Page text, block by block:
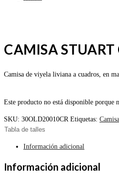
CAMISA STUART
Camisa de viyela liviana a cuadros, en
Este producto no está disponible porque
SKU: 30OLD20010CR Etiquetas:
Tabla de talles
Información adicional
Información adicional